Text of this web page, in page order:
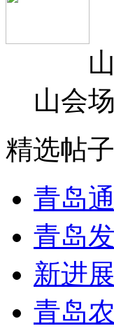
山海
山会
精选帖子
青岛
青岛
新进
青岛